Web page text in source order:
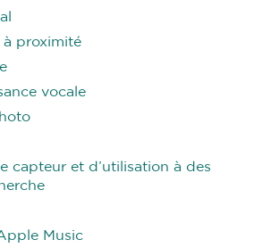
à proximité
vocale
capteur et d’utilisation à des
Music